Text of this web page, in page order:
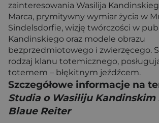
zainteresowania Wasilija
Marca, prymitywny wymiar życia w
Sindelsdorfie, wizję twórczości w
Kandinskiego oraz modele obrazu
bezprzedmiotowego i zwierzęcego.
rodzaj klanu totemicznego,
totemem – błękitnym jeźdźcem.
Szczegółowe informacje na
Studia o Wasiliju Kandinskim
Blaue Reiter